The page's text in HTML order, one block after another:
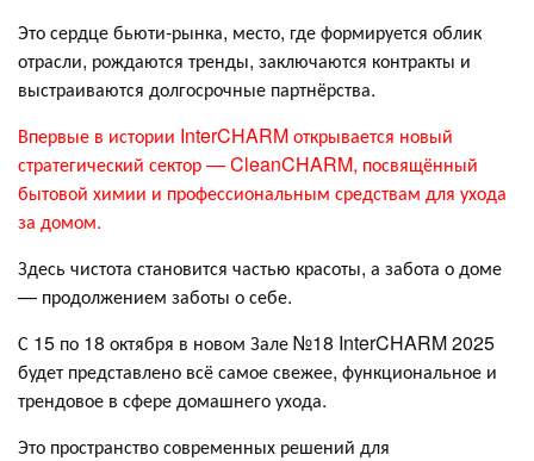
Это сердце бьюти-рынка, место, где формируется облик
отрасли, рождаются тренды, заключаются контракты и
выстраиваются долгосрочные партнёрства.
Впервые в истории InterCHARM открывается новый
стратегический сектор — CleanCHARM, посвящённый
бытовой химии и профессиональным средствам для ухода
за домом.
Здесь чистота становится частью красоты, а забота о доме
— продолжением заботы о себе.
С 15 по 18 октября в новом Зале №18 InterCHARM 2025
будет представлено всё самое свежее, функциональное и
трендовое в сфере домашнего ухода.
Это пространство современных решений для